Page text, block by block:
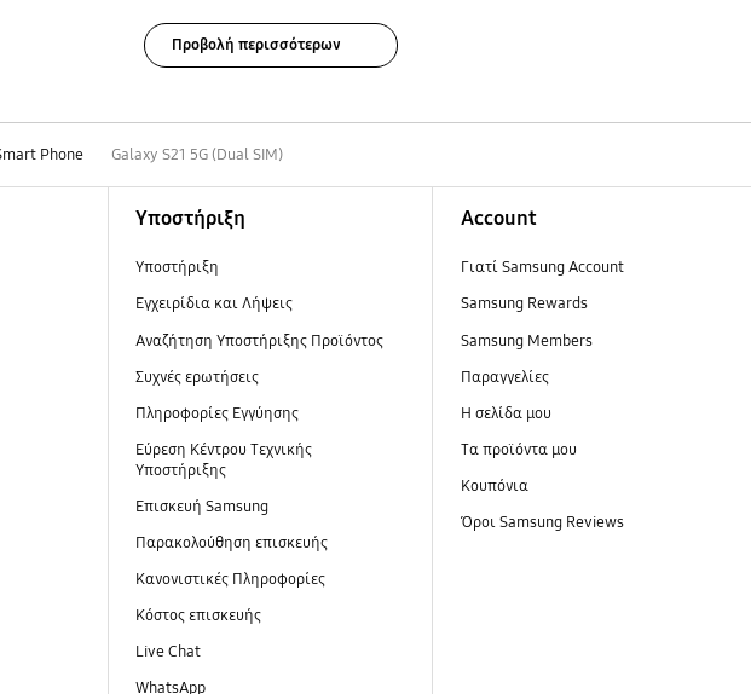
Προβολή περισσότερων
Phone Galaxy S21 5G (Dual SIM)
Υποστήριξη
Υποστήριξη
Εγχειρίδια και Λήψεις
Αναζήτηση Υποστήριξης Προϊόντος
Συχνές ερωτήσεις
Πληροφορίες Εγγύησης
Εύρεση Κέντρου Τεχνικής
Υποστήριξης
Επισκευή Samsung
Παρακολούθηση επισκευής
Κανονιστικές Πληροφορίες
Κόστος επισκευής
Live Chat
WhatsApp
Account
Γιατί Samsung Account
Samsung Rewards
Samsung Members
Παραγγελίες
Η σελίδα μου
Τα προϊόντα μου
Κουπόνια
Όροι Samsung Reviews